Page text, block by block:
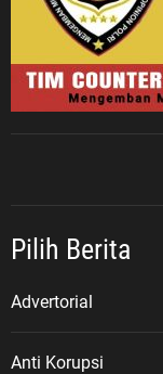
Pilih Berita
Advertorial
Anti Korupsi